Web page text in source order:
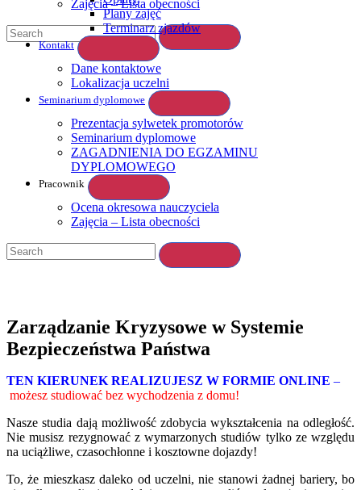
Zajęcia – Lista obecności
Plany zajęć
Terminarz zjazdów
Kontakt
Dane kontaktowe
Lokalizacja uczelni
Seminarium dyplomowe
Prezentacja sylwetek promotorów
Seminarium dyplomowe
ZAGADNIENIA DO EGZAMINU
DYPLOMOWEGO
Pracownik
Ocena okresowa nauczyciela
Zajęcia – Lista obecności
Zarządzanie Kryzysowe w Systemie
Bezpieczeństwa Państwa
TEN KIERUNEK REALIZUJESZ W FORMIE ONLINE –
możesz studiować bez wychodzenia z domu!
Nasze studia dają możliwość zdobycia wykształcenia na odległość.
Nie musisz rezygnować z wymarzonych studiów tylko ze względu
na uciążliwe, czasochłonne i kosztowne dojazdy!
To, że mieszkasz daleko od uczelni, nie stanowi żadnej bariery, bo